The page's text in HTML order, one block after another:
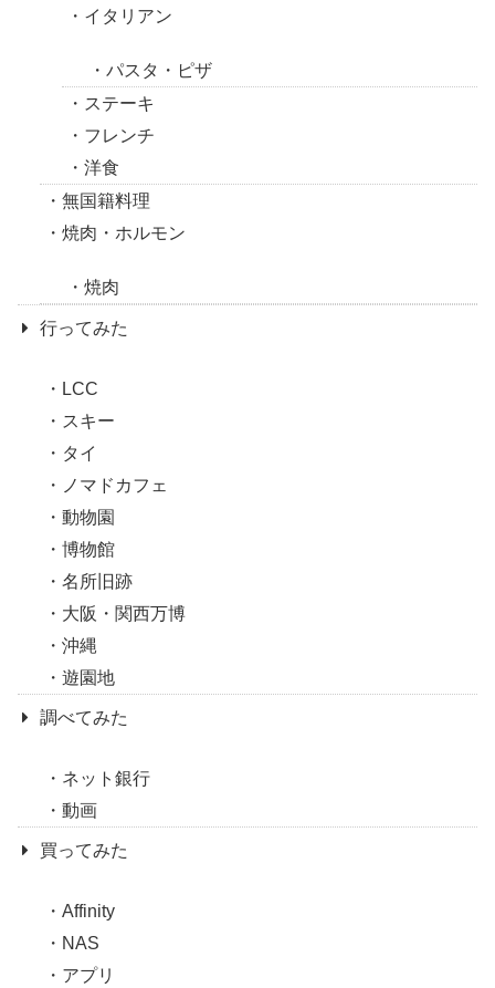
イタリアン
パスタ・ピザ
ステーキ
フレンチ
洋食
無国籍料理
焼肉・ホルモン
焼肉
行ってみた
LCC
スキー
タイ
ノマドカフェ
動物園
博物館
名所旧跡
大阪・関西万博
沖縄
遊園地
調べてみた
ネット銀行
動画
買ってみた
Affinity
NAS
アプリ